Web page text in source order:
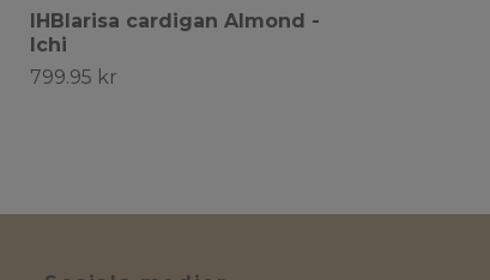
IHBlarisa cardigan Almond -
Ichi
799.95 kr